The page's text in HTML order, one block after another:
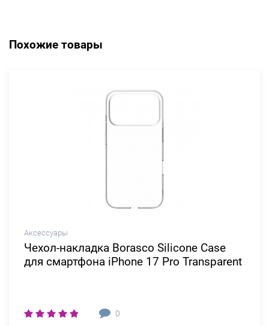
Похожие товары
Аксессуары
Чехол-накладка Borasco Silicone Сase
для смартфона iPhone 17 Pro Transparent
0